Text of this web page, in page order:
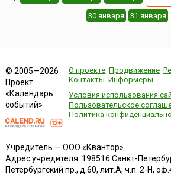
30 января 31 января
© 2005—2026
Проект
«Календарь
событий»
О проекте Продвижение
Контакты Информеры
Условия использования
Пользовательское
Политика
Учредитель — ООО «Квантор»
Адрес учредителя: 198516 Санкт-
Петербургский пр., д.60, лит.А, ч.п. 2-Н,